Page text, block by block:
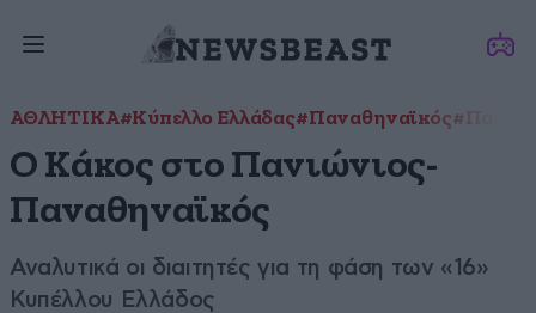
ΑΘΛΗΤΙΚΑ#Κύπελλο Ελλάδας#Παναθηναϊκός
Ο Κάκος στο Πανιώνιος-
Παναθηναϊκός
Αναλυτικά οι διαιτητές για τη φάση των «16»
Κυπέλλου Ελλάδος